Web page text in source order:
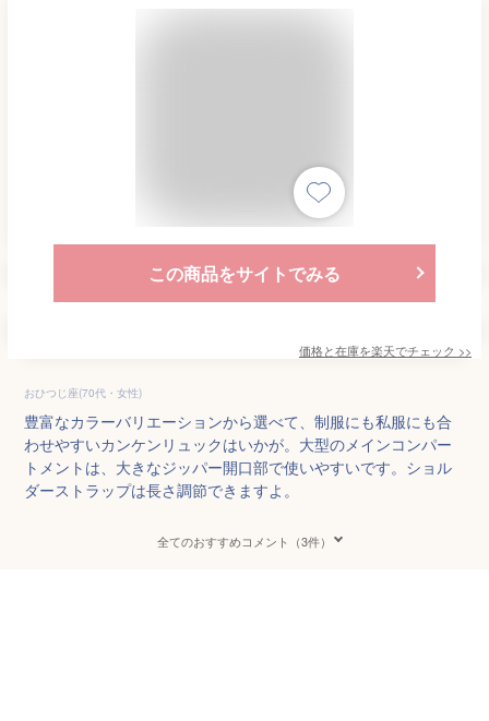
この商品をサイトでみる
価格と在庫を楽天でチェック >>
おひつじ座(70代・女性)
豊富なカラーバリエーションから選べて、制服にも私服にも合
わせやすいカンケンリュックはいかが。大型のメインコンパー
トメントは、大きなジッパー開口部で使いやすいです。ショル
ダーストラップは長さ調節できますよ。
全てのおすすめコメント（3件）